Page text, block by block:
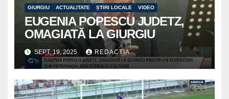
GIURGIU ACTUALITATE ȘTIRI LOCALE VIDEO
EUGENIA POPESCU JUDETZ,
OMAGIATĂ LA GIURGIU
SEPT. 19, 2025 REDACTIA